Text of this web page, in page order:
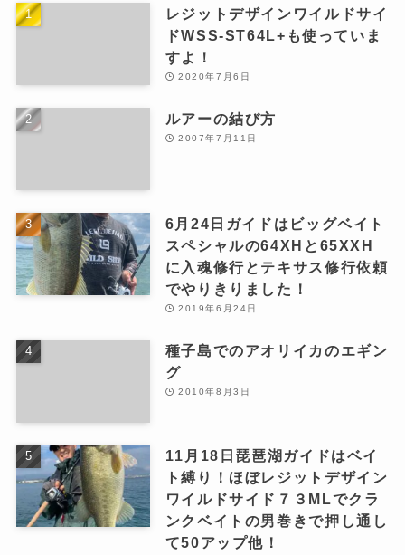
レジットデザインワイルドサイ
ドWSS-ST64L+も使っていま
すよ！
2020年7月6日
ルアーの結び方
2007年7月11日
6月24日ガイドはビッグベイト
スペシャルの64XHと65XXH
に入魂修行とテキサス修行依頼
でやりきりました！
2019年6月24日
種子島でのアオリイカのエギン
グ
2010年8月3日
11月18日琵琶湖ガイドはベイ
ト縛り！ほぼレジットデザイン
ワイルドサイド７３MLでクラ
ンクベイトの男巻きで押し通し
て50アップ他！